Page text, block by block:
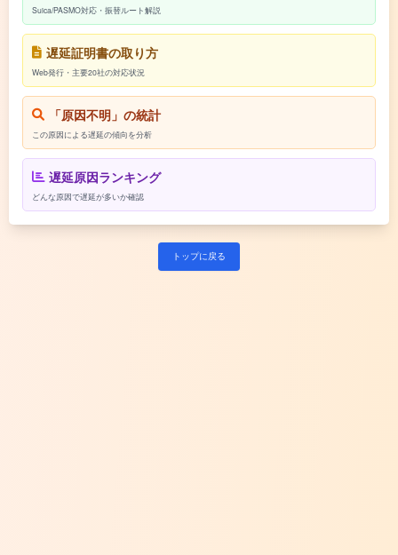
Suica/PASMO対応・振替ルート解説
遅延証明書の取り方
Web発行・主要20社の対応状況
「原因不明」の統計
この原因による遅延の傾向を分析
遅延原因ランキング
どんな原因で遅延が多いか確認
トップに戻る